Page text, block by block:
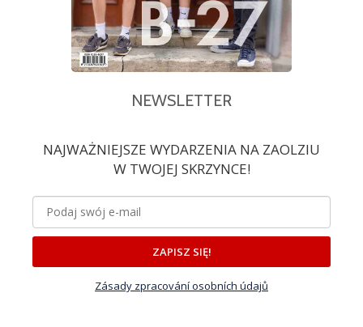
NEWSLETTER
NAJWAŻNIEJSZE WYDARZENIA NA ZAOLZIU
W TWOJEJ SKRZYNCE!
ZAPISZ SIĘ!
Zásady zpracování osobních údajů